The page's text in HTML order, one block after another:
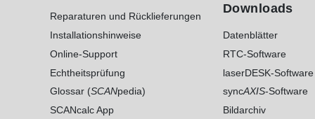
Reparaturen und Rücklieferungen
Installationshinweise
Online-Support
Echtheitsprüfung
Glossar (SCANpedia)
SCANcalc App
Downloads
Datenblätter
RTC-Software
laserDESK-Software
syncAXIS-Software
Bildarchiv